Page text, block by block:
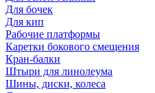
Для бочек
Для кип
Рабочие платформы
Каретки бокового смещения
Кран-балки
Штыри для линолеума
Шины, диски, колеса